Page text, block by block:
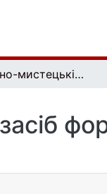
Літературно-мистецькі практики як засіб формування культурної пам’яті